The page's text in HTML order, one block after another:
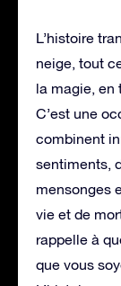
L’histoire
neige, tout
la magie, en
C’est une
combinent
sentiments,
mensonges
vie et de
rappelle à
que vous